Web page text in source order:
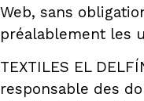
Web, sans
préalablement les
TEXTILES EL
responsable des